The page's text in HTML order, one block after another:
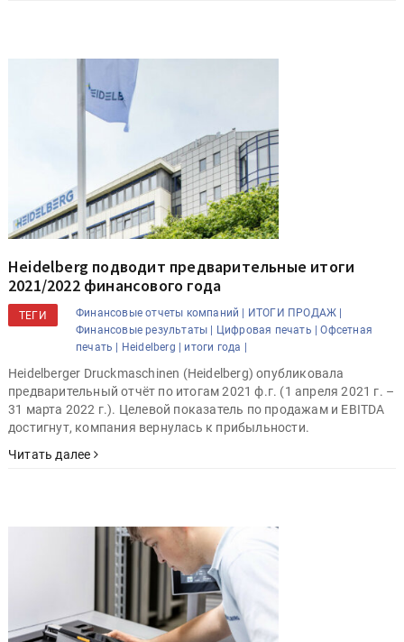
Heidelberg подводит предварительные итоги
2021/2022 финансового года
ТЕГИ Финансовые отчеты компаний |
ИТОГИ ПРОДАЖ |
Финансовые результаты |
Цифровая печать |
Офсетная
печать |
Heidelberg | итоги года |
Heidelberger Druckmaschinen (Heidelberg) опубликовала
предварительный отчёт по итогам 2021 ф.г. (1 апреля 2021 г. –
31 марта 2022 г.). Целевой показатель по продажам и EBITDA
достигнут, компания вернулась к прибыльности.
Читать далее